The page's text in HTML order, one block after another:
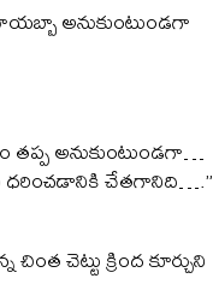
అనుకుంటుండగా
తప్ప అనుకుంటుండగా…
ధరించడానికి చేతగానిది….”
చెట్టు క్రింద కూర్చుని